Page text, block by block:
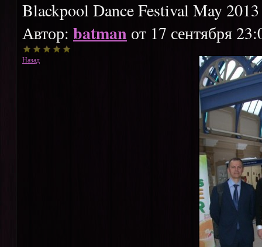
Blackpool Dance Festival May
Автор: batman от 17 сентября
Назад